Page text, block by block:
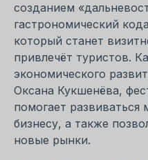
созданием
гастрономический
который станет
привлечёт туристов.
экономического
Оксана Кукшенёва,
помогает
бизнесу, а также
новые рынки.